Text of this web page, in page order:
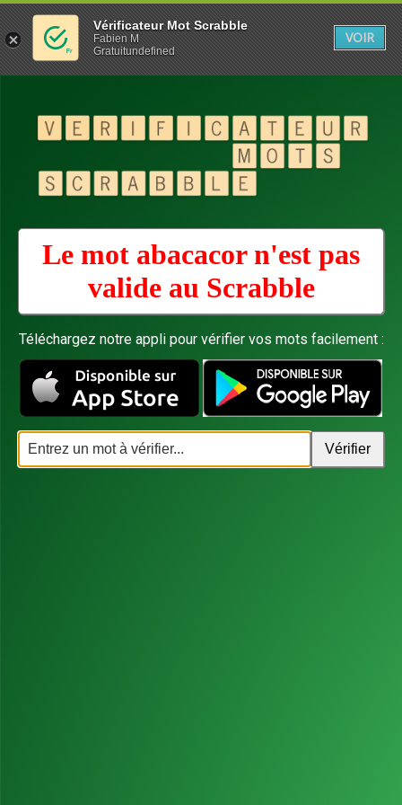
Le mot abacacor n'est pas
valide au Scrabble
Téléchargez notre appli pour vérifier vos mots facilement :
Vérificateur Mot Scrabble
Fabien M
Gratuitundefined
VOIR